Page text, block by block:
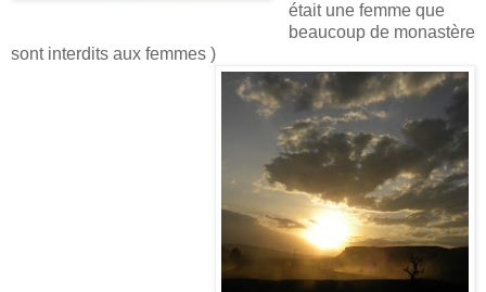
était une femme que
beaucoup de monastère
sont interdits aux femmes )